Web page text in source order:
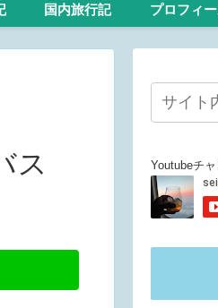
国内旅行記 プロフィ
ス
Youtubeチ